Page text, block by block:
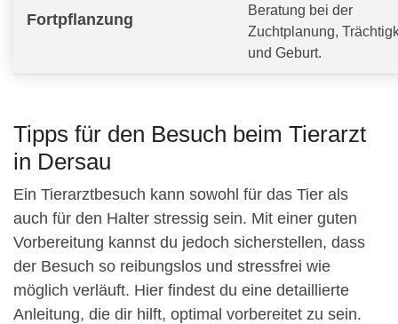
Fortpflanzung
Beratung bei der
Zuchtplanung,
und Geburt.
Tipps für den Besuch beim Tierarzt
in Dersau
Ein Tierarztbesuch kann sowohl für das Tier als
auch für den Halter stressig sein. Mit einer guten
Vorbereitung kannst du jedoch sicherstellen, dass
der Besuch so reibungslos und stressfrei wie
möglich verläuft. Hier findest du eine detaillierte
Anleitung, die dir hilft, optimal vorbereitet zu sein.